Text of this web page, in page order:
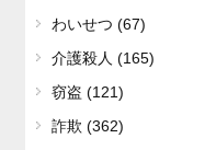
わいせつ (67)
介護殺人 (165)
窃盗 (121)
詐欺 (362)